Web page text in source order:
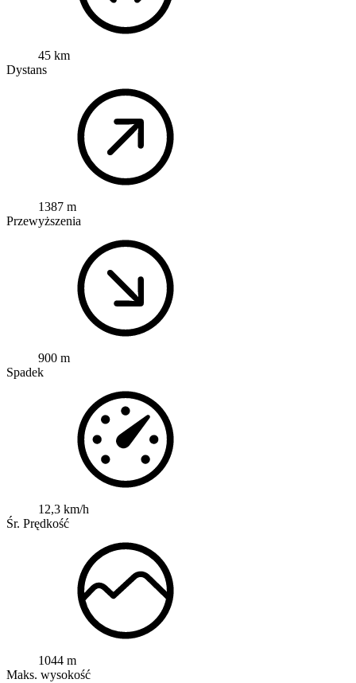
45 km
Dystans
1387 m
Przewyższenia
900 m
Spadek
12,3 km/h
Śr. Prędkość
1044 m
Maks. wysokość